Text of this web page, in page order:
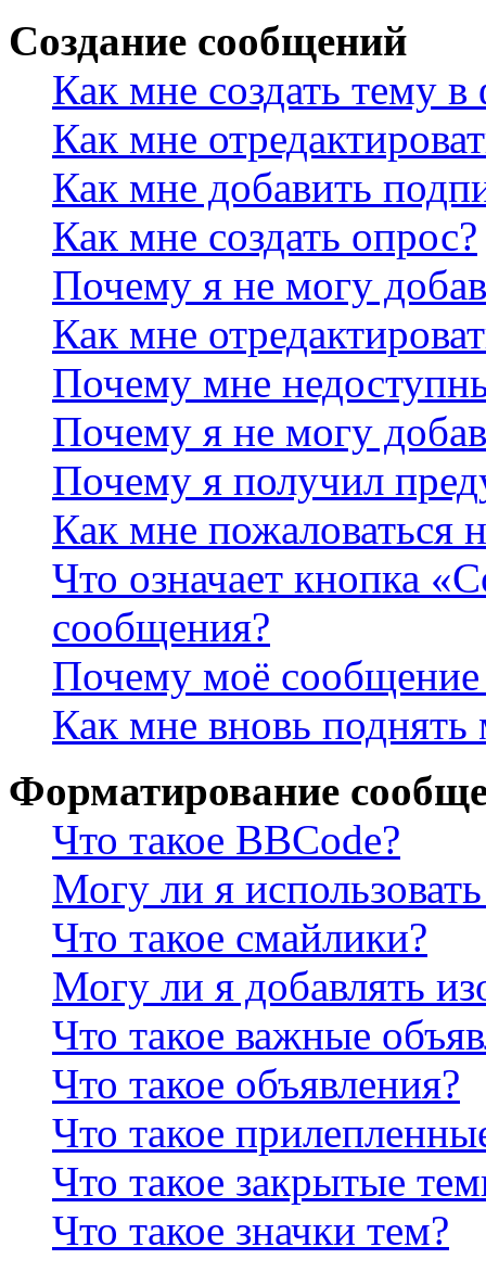
Создание сообщений
Как мне создать тему
Как мне
Как мне добавить
Как мне создать опрос?
Почему я не могу
Как мне
Почему мне
Почему я не могу
Почему я получил
Как мне пожаловаться
Что означает кнопка
сообщения?
Почему моё сообщение
Как мне вновь
Форматирование
Что такое BBCode?
Могу ли я
Что такое смайлики?
Могу ли я добавлять
Что такое важные
Что такое объявления?
Что такое
Что такое закрытые
Что такое значки тем?